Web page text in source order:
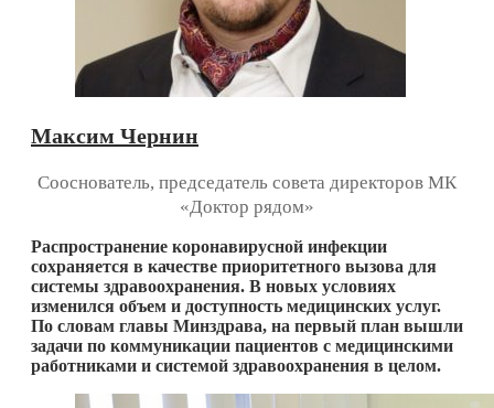
Максим Чернин
Сооснователь, председатель совета директоров МК
«Доктор рядом»
Распространение коронавирусной инфекции
сохраняется в качестве приоритетного вызова для
системы здравоохранения. В новых условиях
изменился объем и доступность медицинских услуг.
По словам главы Минздрава, на первый план вышли
задачи по коммуникации пациентов с медицинскими
работниками и системой здравоохранения в целом.